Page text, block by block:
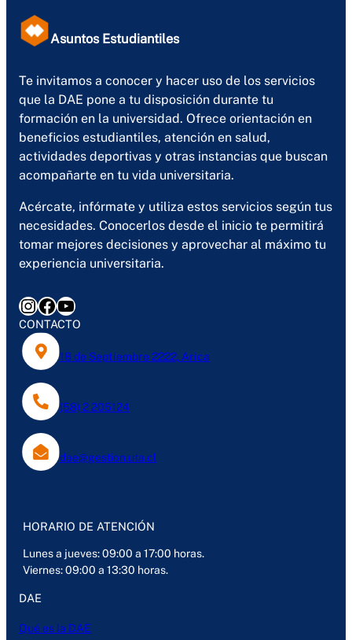
Asuntos Estudiantiles
Te invitamos a conocer y hacer uso de los servicios
que la DAE pone a tu disposición durante tu
formación en la universidad. Ofrece orientación en
beneficios estudiantiles, atención en salud,
actividades deportivas y otras instancias que buscan
acompañarte en tu vida universitaria.
Acércate, infórmate y utiliza estos servicios según tus
necesidades. Conocerlos desde el inicio te permitirá
tomar mejores decisiones y aprovechar al máximo tu
experiencia universitaria.
InstagramFacebook YouTube
CONTACTO
18 de Septiembre 2222, Arica
(58) 2 205124
dae@gestion.uta.cl
HORARIO DE ATENCIÓN
Lunes a jueves: 09:00 a 17:00 horas.
Viernes: 09:00 a 13:30 horas.
DAE
Qué es la DAE